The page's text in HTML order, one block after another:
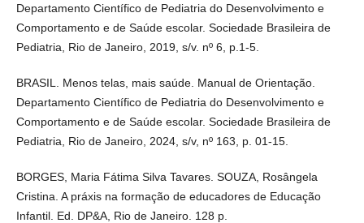
Departamento Científico de Pediatria do Desenvolvimento e
Comportamento e de Saúde escolar. Sociedade Brasileira de
Pediatria, Rio de Janeiro, 2019, s/v. nº 6, p.1-5.
BRASIL. Menos telas, mais saúde. Manual de Orientação.
Departamento Científico de Pediatria do Desenvolvimento e
Comportamento e de Saúde escolar. Sociedade Brasileira de
Pediatria, Rio de Janeiro, 2024, s/v, nº 163, p. 01-15.
BORGES, Maria Fátima Silva Tavares. SOUZA, Rosângela
Cristina. A práxis na formação de educadores de Educação
Infantil. Ed. DP&A, Rio de Janeiro. 128 p.